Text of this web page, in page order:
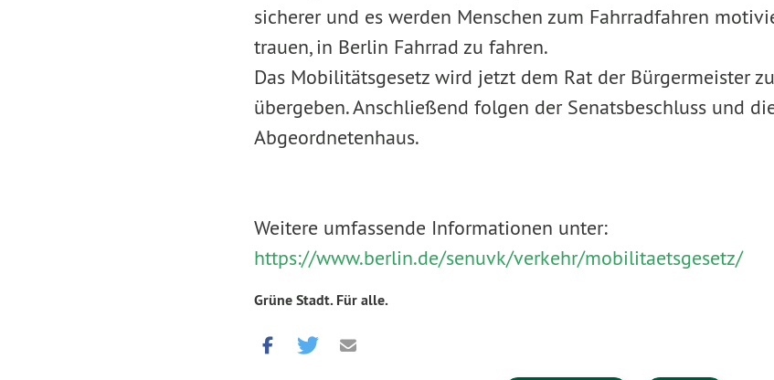
sicherer und es werden Menschen zum Fahrradfahren
trauen, in Berlin Fahrrad zu fahren.
Das Mobilitätsgesetz wird jetzt dem Rat der Bürgermeister
übergeben. Anschließend folgen der Senatsbeschluss und
Abgeordnetenhaus.
Weitere umfassende Informationen unter:
https://www.berlin.de/senuvk/verkehr/mobilitaetsgesetz/
Grüne Stadt. Für alle.